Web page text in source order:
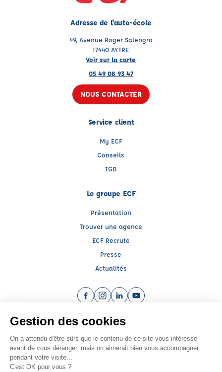
Adresse de l'auto-école
49, Avenue Roger Salengro
17440 AYTRE
Voir sur la carte
05 49 08 93 47
NOUS CONTACTER
Service client
My ECF
Conseils
TGD
Le groupe ECF
Présentation
Trouver une agence
ECF Recrute
Presse
Actualités
Facebook (nouvelle fenêtre)
Instagram (nouvelle fenêtre)
LinkedIn (nouvelle fenêtre)
YouTube (nouvelle
Raison sociale : ECF CER CENTRE ATLANTIQUE - Capital social: 2500000€
Agrément n°E2401700060
Siège social : RN 11 - Rte de la Mothe Les Champs Dorés, LA CRECHE (79260) -
Représentant légal : Simon COUTEAU